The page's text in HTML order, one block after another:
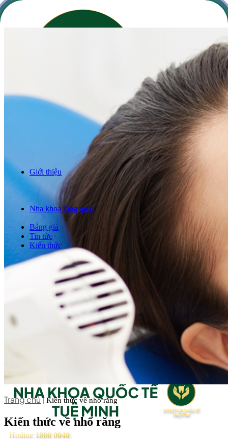
Giới thiệu
Răng sứ thẩm mỹ
Niềng răng
Trồng răng implant
Nha khoa tổng quát
Câu chuyện khách hàng
Bảng giá
Tin tức
Kiến thức
Liên hệ
Hotline 1800 0040
Trang chủ|Kiến thức về nhổ răng
Kiến thức về nhổ răng